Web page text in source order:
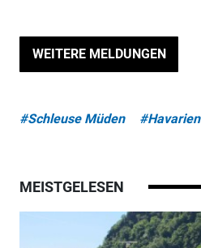
WEITERE MELDUNGEN
#Schleuse Müden #Havarien
MEISTGELESEN